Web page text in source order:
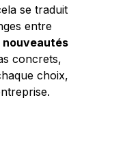
se traduit
entre
nouveautés
concrets,
choix,